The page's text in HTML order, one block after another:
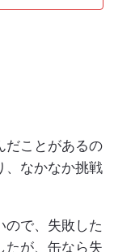
だことがあるの
、なかなか挑戦
ので、失敗した
たが、缶なら失